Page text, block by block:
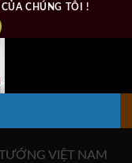
CHÚNG TÔI !
VIỆT NAM